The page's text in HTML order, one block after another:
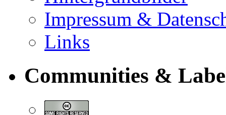
Impressum &
Links
Communities &